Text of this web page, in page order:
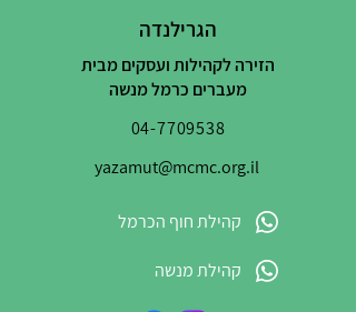
הגרילנדה
הזירה לקהילות ועסקים מבית
מעברים כרמל מנשה
04-7709538
yazamut@mcmc.org.il
קהילת חוף הכרמל
קהילת מנשה